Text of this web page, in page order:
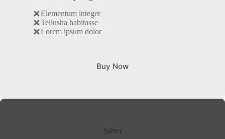
Elementum integer
Tellusha habitasse
Lorem ipsum dolor
Buy Now
Silver